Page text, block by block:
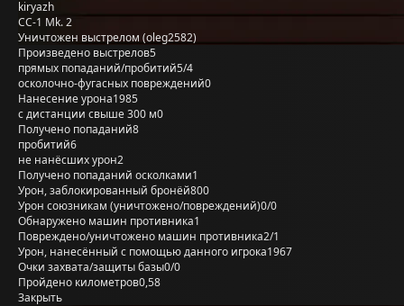
kiryazh
CC-1 Mk. 2
Уничтожен выстрелом (oleg2582)
Произведено выстрелов5
прямых попаданий/пробитий5/4
осколочно-фугасных повреждений0
Нанесение урона1985
с дистанции свыше 300 м0
Получено попаданий8
пробитий6
не нанёсших урон2
Получено попаданий осколками1
Урон, заблокированный бронёй800
Урон союзникам (уничтожено/повреждений)0/0
Обнаружено машин противника1
Повреждено/уничтожено машин противника2/1
Урон, нанесённый с помощью данного игрока1967
Очки захвата/защиты базы0/0
Пройдено километров0,58
Закрыть